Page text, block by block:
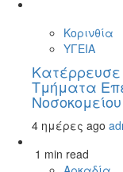
Κορινθία
ΥΓΕΙΑ
Τμήματα
4 ημέρες ago
1 min read